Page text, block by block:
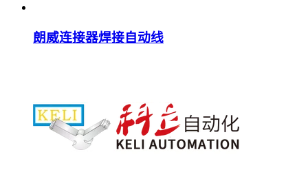
朗威连接器焊接自动线